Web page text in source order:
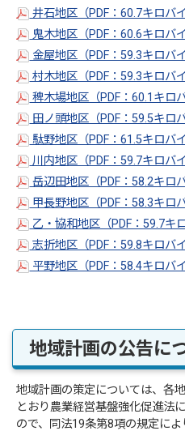
井石地区（PDF：60.7キロバ
鬼木地区（PDF：60.6キロバ
金屋地区（PDF：59.3キロバ
村木地区（PDF：59.3キロバ
稗木場地区（PDF：60.1キロ
田ノ頭地区（PDF：59.5キロ
駄野地区（PDF：61.5キロバ
川内地区（PDF：59.7キロバ
岳辺田地区（PDF：58.2キロ
甲長野地区（PDF：58.3キロ
乙・協和地区（PDF：59.7キ
志折地区（PDF：59.8キロバ
平野地区（PDF：58.4キロバ
地域計画の公告に
地域計画の策定については、各
とおり農業経営基盤強化促進法
ので、同法19条第8項の規定によ